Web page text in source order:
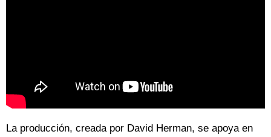
La producción, creada por David Herman, se apoya en